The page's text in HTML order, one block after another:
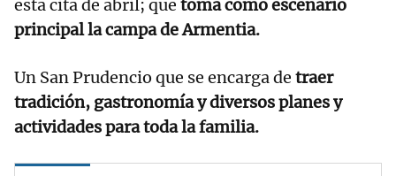
esta cita de abril; que toma como escenario
principal la campa de Armentia.
Un San Prudencio que se encarga de traer
tradición, gastronomía y diversos planes y
actividades para toda la familia.